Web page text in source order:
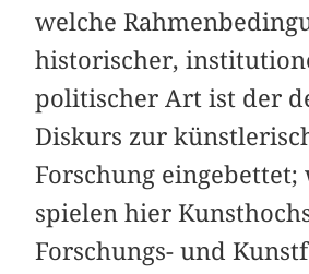
welche
historischer,
politischer Art ist der
Diskurs zur
Forschung eingebettet;
spielen hier
Forschungs- und